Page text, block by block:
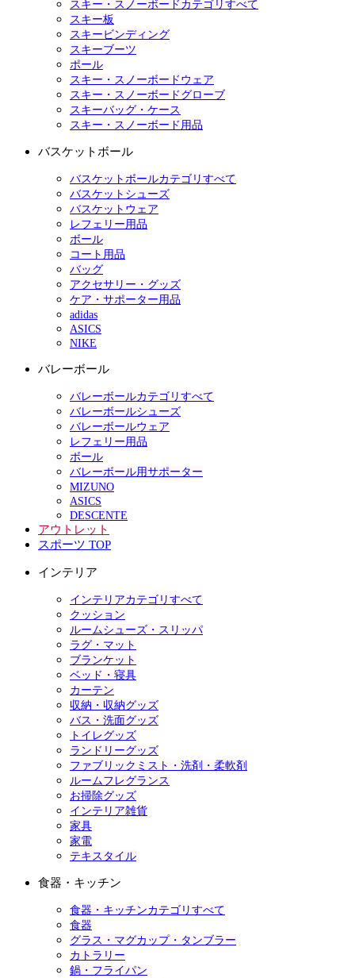
スキー・スノーボードカテゴリすべて
スキー板
スキービンディング
スキーブーツ
ポール
スキー・スノーボードウェア
スキー・スノーボードグローブ
スキーバッグ・ケース
スキー・スノーボード用品
バスケットボール
バスケットボールカテゴリすべて
バスケットシューズ
バスケットウェア
レフェリー用品
ボール
コート用品
バッグ
アクセサリー・グッズ
ケア・サポーター用品
adidas
ASICS
NIKE
バレーボール
バレーボールカテゴリすべて
バレーボールシューズ
バレーボールウェア
レフェリー用品
ボール
バレーボール用サポーター
MIZUNO
ASICS
DESCENTE
アウトレット
スポーツ TOP
インテリア
インテリアカテゴリすべて
クッション
ルームシューズ・スリッパ
ラグ・マット
ブランケット
ベッド・寝具
カーテン
収納・収納グッズ
バス・洗面グッズ
トイレグッズ
ランドリーグッズ
ファブリックミスト・洗剤・柔軟剤
ルームフレグランス
お掃除グッズ
インテリア雑貨
家具
家電
テキスタイル
食器・キッチン
食器・キッチンカテゴリすべて
食器
グラス・マグカップ・タンブラー
カトラリー
鍋・フライパン